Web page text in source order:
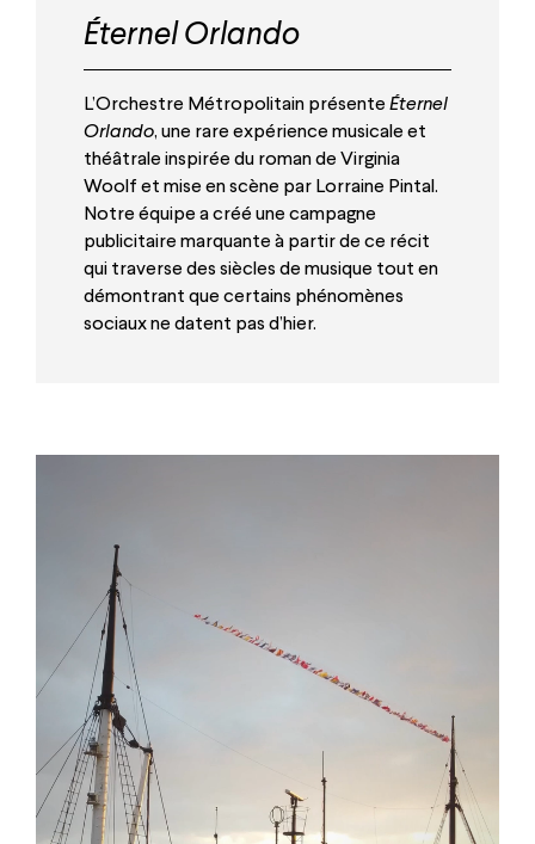
Éternel Orlando
L’Orchestre Métropolitain présente Éternel
Orlando , une rare expérience musicale et
théâtrale inspirée du roman de Virginia
Woolf et mise en scène par Lorraine Pintal.
Notre équipe a créé une campagne
publicitaire marquante à partir de ce récit
qui traverse des siècles de musique tout en
démontrant que certains phénomènes
sociaux ne datent pas d’hier.